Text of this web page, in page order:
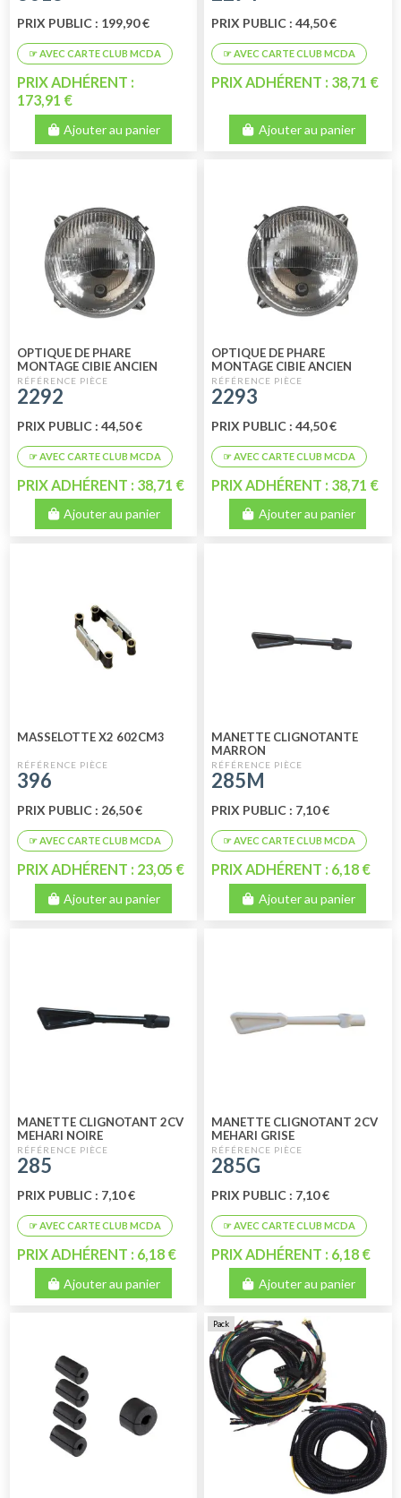
PRIX PUBLIC : 199,90 €
PRIX ADHÉRENT :
173,91 €
Ajouter au panier
PRIX PUBLIC : 44,50 €
PRIX ADHÉRENT : 38,71 €
Ajouter au panier
OPTIQUE DE PHARE
MONTAGE CIBIE ANCIEN
MODELE GAUCHE GAMME
PERFORMANCE
2292
PRIX PUBLIC : 44,50 €
PRIX ADHÉRENT : 38,71 €
Ajouter au panier
OPTIQUE DE PHARE
MONTAGE CIBIE ANCIEN
MODELE DROIT GAMME
PERFORMANCE
2293
PRIX PUBLIC : 44,50 €
PRIX ADHÉRENT : 38,71 €
Ajouter au panier
MASSELOTTE X2 602CM3
396
PRIX PUBLIC : 26,50 €
PRIX ADHÉRENT : 23,05 €
Ajouter au panier
MANETTE CLIGNOTANTE
MARRON
285M
PRIX PUBLIC : 7,10 €
PRIX ADHÉRENT : 6,18 €
Ajouter au panier
MANETTE CLIGNOTANT 2CV
MEHARI NOIRE
285
PRIX PUBLIC : 7,10 €
PRIX ADHÉRENT : 6,18 €
Ajouter au panier
MANETTE CLIGNOTANT 2CV
MEHARI GRISE
285G
PRIX PUBLIC : 7,10 €
PRIX ADHÉRENT : 6,18 €
Ajouter au panier
Pack